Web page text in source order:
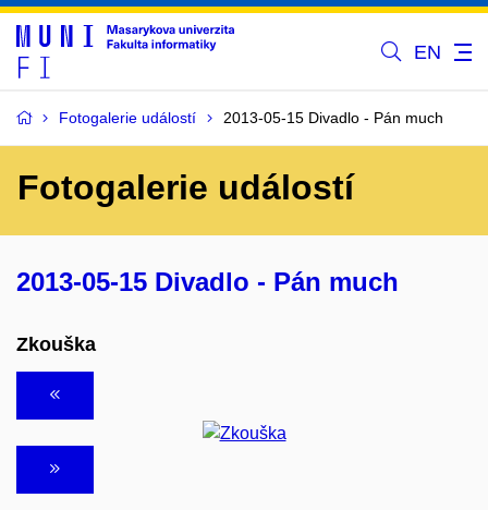
EN
Fotogalerie událostí 2013-05-15 Divadlo - Pán much
Fotogalerie událostí
2013-05-15 Divadlo - Pán much
Zkouška